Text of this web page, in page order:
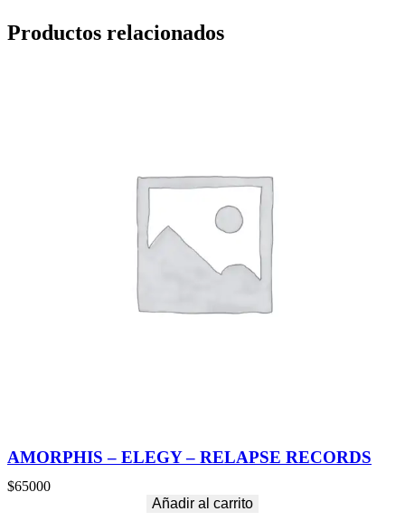
Productos relacionados
AMORPHIS – ELEGY – RELAPSE RECORDS
$65000
Añadir al carrito